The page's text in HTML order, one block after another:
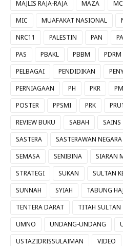
MAJLIS RAJA-RAJA
MAZA
MIC
MUAFAKAT NASIONAL
NRC11
PALESTIN PAN
PAS
PBAKL PBBM PDRM
PELBAGAI
PENDIDIKAN
PERNIAGAAN
PH PKR
POSTER
PPSMI PRK
REVIEW BUKU
SABAH SAINS
SASTERA
SASTERAWAN NEGARA
SEMASA
SENIBINA SIARAN
STRATEGI
SUKAN
SULTAN
SUNNAH
SYIAH TABUNG
TENTERA DARAT
TITAH SULTAN
UMNO
UNDANG-UNDANG
USTAZIDRISSULAIMAN
VIDEO